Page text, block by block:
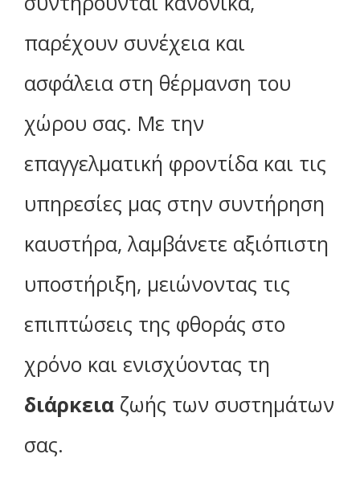
παρέχουν συνέχεια και
ασφάλεια στη θέρμανση του
χώρου σας. Με την
επαγγελματική φροντίδα και τις
υπηρεσίες μας στην συντήρηση
καυστήρα, λαμβάνετε αξιόπιστη
υποστήριξη, μειώνοντας τις
επιπτώσεις της φθοράς στο
χρόνο και ενισχύοντας τη
διάρκεια ζωής των συστημάτων
σας.